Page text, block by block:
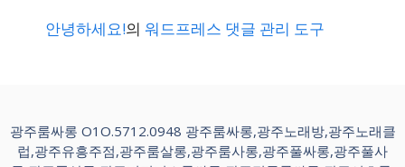
안녕하세요!의 워드프레스 댓글 관리 도구
광주룸싸롱 O1O.5712.0948 광주룸싸롱,광주노래방,광주노래클
럽,광주유흥주점,광주룸살롱,광주룸사롱,광주풀싸롱,광주풀사